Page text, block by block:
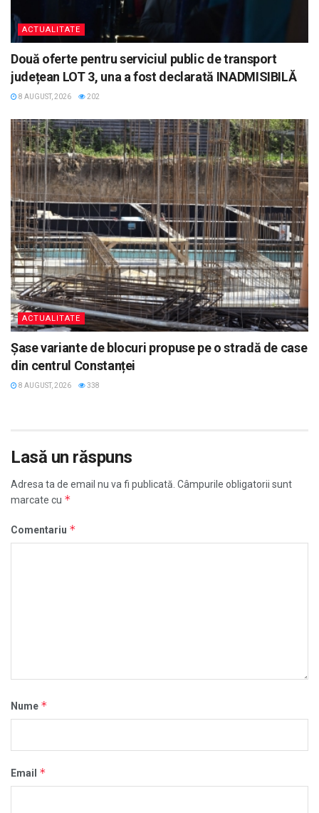
ACTUALITATE
Două oferte pentru serviciul public de transport
județean LOT 3, una a fost declarată INADMISIBILĂ
8 AUGUST, 2026 202
ACTUALITATE
Șase variante de blocuri propuse pe o stradă de case
din centrul Constanței
8 AUGUST, 2026 338
Lasă un răspuns
Adresa ta de email nu va fi publicată. Câmpurile obligatorii sunt
marcate cu *
Comentariu *
Nume *
Email *